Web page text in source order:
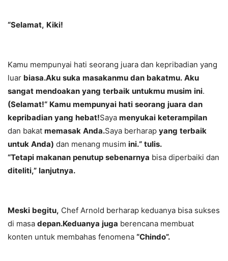
“Selamat, Kiki!
Kamu mempunyai hati seorang juara dan kepribadian yang
luar biasa.Aku suka masakanmu dan bakatmu. Aku
sangat mendoakan yang terbaik untukmu musim ini.
(Selamat!“ Kamu mempunyai hati seorang juara dan
kepribadian yang hebat!Saya menyukai keterampilan
dan bakat memasak Anda.Saya berharap yang terbaik
untuk Anda) dan menang musim ini.“ tulis.
“Tetapi makanan penutup sebenarnya bisa diperbaiki dan
diteliti,” lanjutnya.
Meski begitu, Chef Arnold berharap keduanya bisa sukses
di masa depan.Keduanya juga berencana membuat
konten untuk membahas fenomena “Chindo”.